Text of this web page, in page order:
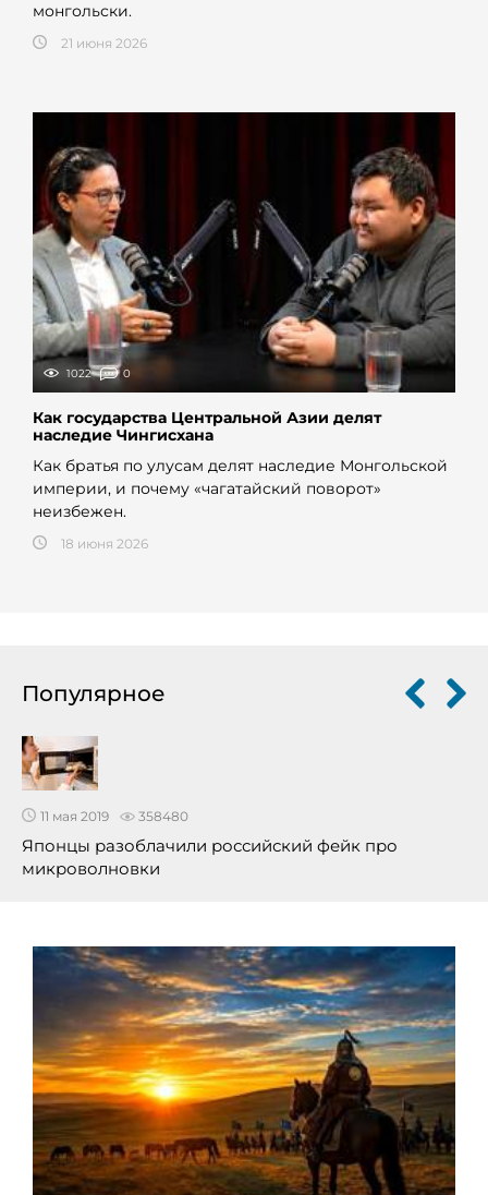
монгольски.
21 июня 2026
1022 0
Как государства Центральной Азии делят
наследие Чингисхана
Как братья по улусам делят наследие Монгольской
империи, и почему «чагатайский поворот»
неизбежен.
18 июня 2026
Популярное
11 мая 2019 358480
Японцы разоблачили российский фейк про
микроволновки